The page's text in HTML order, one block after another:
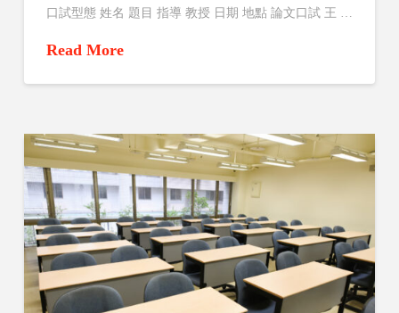
口試型態 姓名 題目 指導 教授 日期 地點 論文口試 王 …
Read More